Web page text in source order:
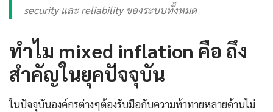
security และ reliability ของระบบทั้งหมด
ทำไม mixed inflation คือ ถึง
สำคัญในยุคปัจจุบัน
ในปัจจุบันองค์กรต่างๆต้องรับมือกับความท้าทายหลายด้านไม่